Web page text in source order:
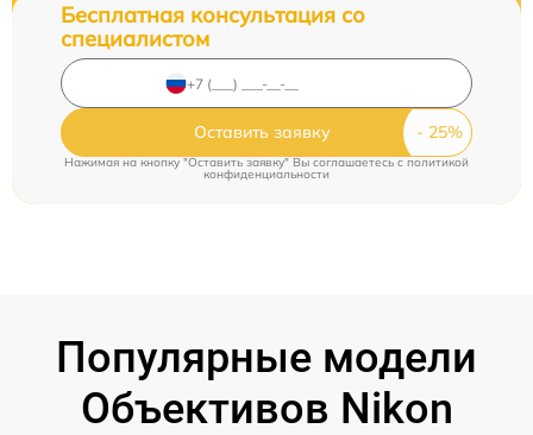
Бесплатная консультация со
специалистом
Оставить заявку
Нажимая на кнопку "Оставить заявку" Вы соглашаетесь cполитикой
конфиденциальности
Популярные модели
Объективов Nikon